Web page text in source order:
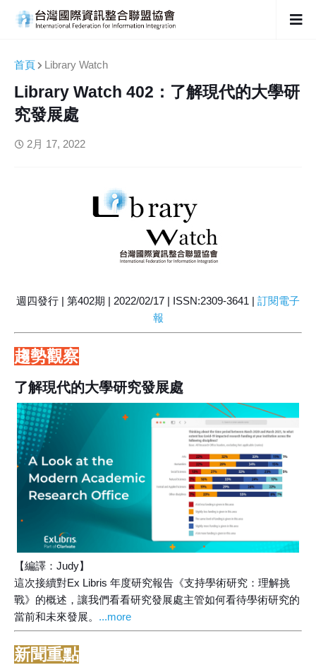
首頁 Library Watch
Library Watch 402：了解現代的大學研
究發展處
2月 17, 2022
週四發行 | 第402期 | 2022/02/17 | ISSN:2309-3641 | 訂閱電子
報
趨勢觀察
了解現代的大學研究發展處
【編譯：Judy】
這次接續對Ex Libris 年度研究報告《支持學術研究：理解挑
戰》的概述，讓我們看看研究發展處主管如何看待學術研究的
當前和未來發展。 ...more
新聞重點